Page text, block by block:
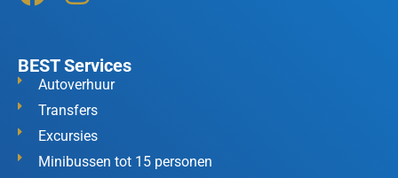
BEST Services
Autoverhuur
Transfers
Excursies
Minibussen tot 15 personen